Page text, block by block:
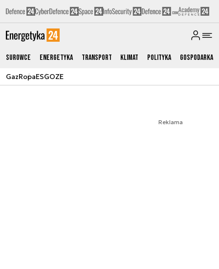
Surowce Energetyka Transport Klimat Polityka Gospodarka
GazRopaESGOZE
Reklama